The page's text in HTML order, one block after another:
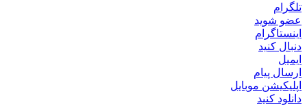
تلگرام
عضو شوید
اینستاگرام
دنبال کنید
ایمیل
ارسال پیام
اپلیکیشن موبایل
دانلود کنید